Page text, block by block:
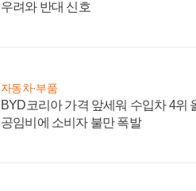
우려와 반대 신호
자동차·부품
BYD코리아 가격 앞세워 수입차 4위
공임비에 소비자 불만 폭발